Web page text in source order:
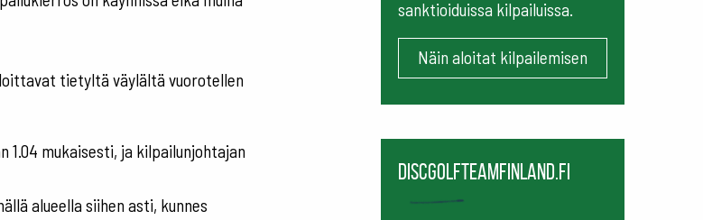
tietyltä väylältä vuorotellen
1.04 mukaisesti, ja kilpailunjohtajan
alueella siihen asti, kunnes
sanktioiduissa kilpailuissa.
Näin aloitat kilpailemisen
Discgolfteamfinland.fi